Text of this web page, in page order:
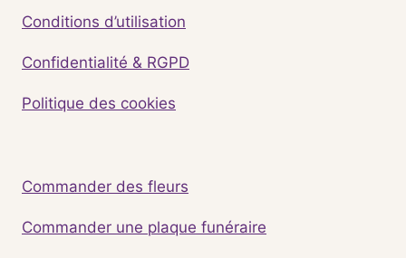
Conditions d’utilisation
Confidentialité & RGPD
Politique des cookies
Commander des fleurs
Commander une plaque funéraire